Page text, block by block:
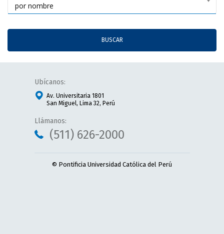
BUSCAR
Ubícanos:
Av. Universitaria 1801
San Miguel, Lima 32, Perú
Llámanos:
(511) 626-2000
© Pontificia Universidad Católica del Perú